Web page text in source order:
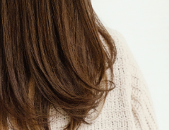
高明度